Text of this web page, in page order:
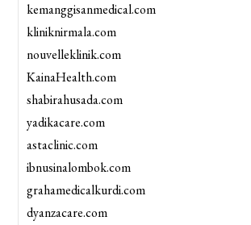
kemanggisanmedical.com
kliniknirmala.com
nouvelleklinik.com
KainaHealth.com
shabirahusada.com
yadikacare.com
astaclinic.com
ibnusinalombok.com
grahamedicalkurdi.com
dyanzacare.com